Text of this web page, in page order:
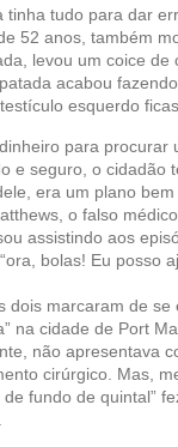
tinha tudo para dar
52 anos, também
levou um coice de
acabou
esquerdo
para procurar
e seguro, o cidadão
era um plano
o falso
assistindo aos
bolas! Eu posso
dois marcaram de
na cidade de Port
não apresentava
cirúrgico. Mas,
fundo de quintal”